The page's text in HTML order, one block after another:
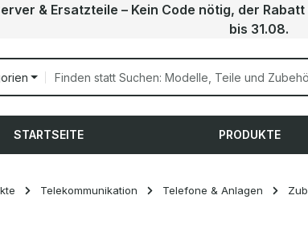
& Ersatzteile – Kein Code nötig, der
bis 31.08.
STARTSEITE PRODUKTE
Telekommunikation Telefone & Anlagen